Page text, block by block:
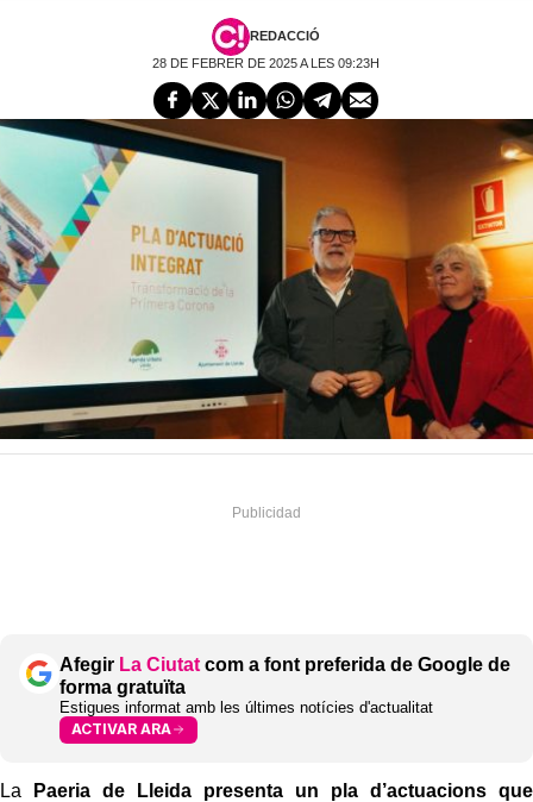
REDACCIÓ
28 DE FEBRER DE 2025 A LES 09:23H
Afegir La Ciutat com a font preferida de Google de
forma gratuïta
Estigues informat amb les últimes notícies d'actualitat
ACTIVAR ARA
La
Paeria de Lleida presenta un pla d’actuacions que